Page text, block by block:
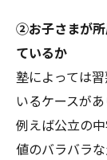
②お子さまが所
ているか
塾によっては
いるケースがあ
例えば公立の
値のバラバラ